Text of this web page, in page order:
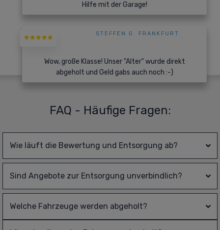
Hilfe mit der Garage!
STEFFEN G. FRANKFURT
Wow, große Klasse! Unser "Alter" wurde direkt
abgeholt und Geld gabs auch noch :-)
FAQ - Häufige Fragen:
Wie läuft die Bewertung und Entsorgung ab?
Sind Angebote zur Entsorgung unverbindlich?
Welche Fahrzeuge werden abgeholt?